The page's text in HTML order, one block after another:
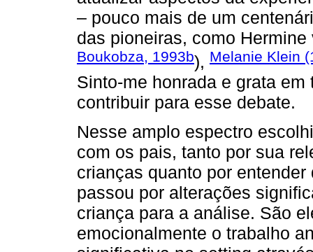
– pouco mais de um
das pioneiras, como
Boukobza, 1993b), Melanie Klein
Sinto-me honrada e grata
contribuir para esse debate.
Nesse amplo espectro
com os pais, tanto por sua
crianças quanto por
passou por alterações
criança para a análise. São
emocionalmente o trabalho